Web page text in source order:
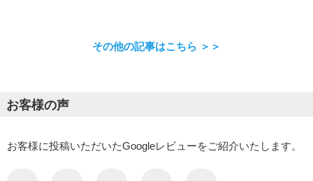
その他の記事はこちら ＞＞
お客様の声
お客様に投稿いただいたGoogleレビューをご紹介いたします。